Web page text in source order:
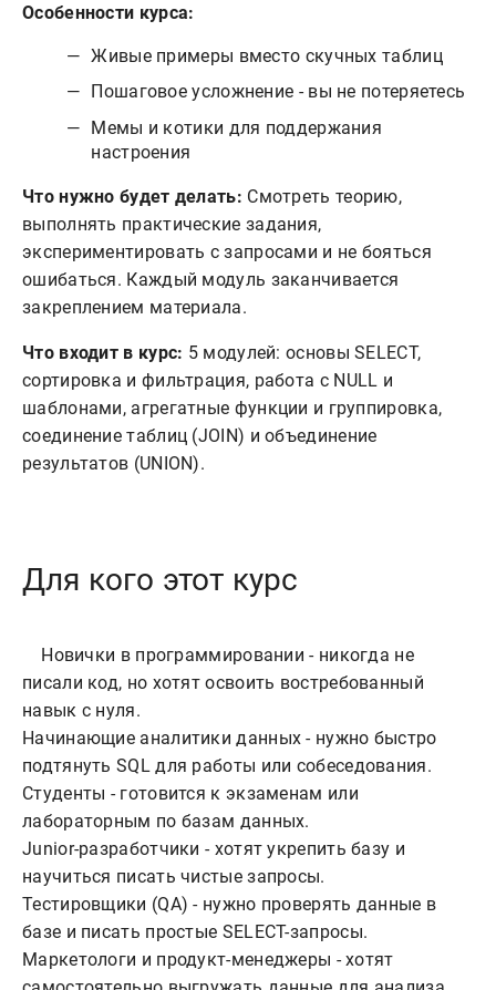
Особенности курса:
Живые примеры вместо скучных таблиц
Пошаговое усложнение - вы не потеряетесь
Мемы и котики для поддержания
настроения
Что нужно будет делать: Смотреть теорию,
выполнять практические задания,
экспериментировать с запросами и не бояться
ошибаться. Каждый модуль заканчивается
закреплением материала.
Что входит в курс: 5 модулей: основы SELECT,
сортировка и фильтрация, работа с NULL и
шаблонами, агрегатные функции и группировка,
соединение таблиц (JOIN) и объединение
результатов (UNION).
Для кого этот курс
писали код, но хотят освоить востребованный
навык с нуля.
Начинающие аналитики данных - нужно быстро
подтянуть SQL для работы или собеседования.
Студенты - готовится к экзаменам или
лабораторным по базам данных.
Junior-разработчики - хотят укрепить базу и
научиться писать чистые запросы.
Тестировщики (QA) - нужно проверять данные в
базе и писать простые SELECT-запросы.
Маркетологи и продукт-менеджеры - хотят